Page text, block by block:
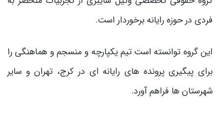
فردی در حوزه رایانه برخوردار است.
این گروه توانسته است تیم یکپارچه و منسجم و هماهنگی را
برای پیگیری پرونده های رایانه ای در کرج، تهران و سایر
شهرستان ها فراهم آورد.